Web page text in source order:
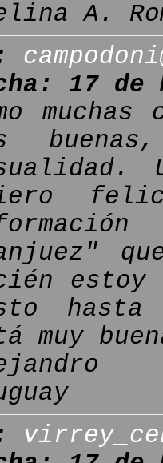
A.
17 de
hasta
muy